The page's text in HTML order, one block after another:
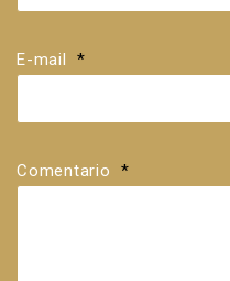
E-mail *
Comentario *